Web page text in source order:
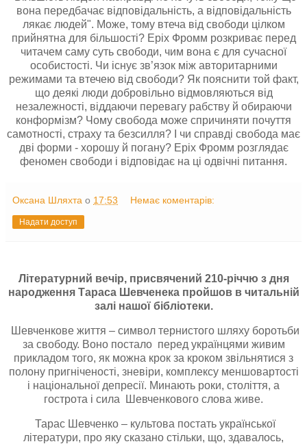
вона передбачає відповідальність, а відповідальність
лякає людей". Може, тому втеча від свободи цілком
прийнятна для більшості? Еріх Фромм розкриває перед
читачем саму суть свободи, чим вона є для сучасної
особистості. Чи існує зв’язок між авторитарними
режимами та втечею від свободи? Як пояснити той факт,
що деякі люди добровільно відмовляються від
незалежності, віддаючи перевагу рабству й обираючи
конформізм? Чому свобода може спричиняти почуття
самотності, страху та безсилля? І чи справді свобода має
дві форми - хорошу й погану? Еріх Фромм розглядає
феномен свободи і відповідає на ці одвічні питання.
Оксана Шляхта о 17:53 Немає коментарів:
Надати доступ
Літературний вечір, присвячений 210-річчю з дня
народження Тараса Шевченека пройшов в читальній
залі нашої бібліотеки.
Шевченкове життя – символ тернистого шляху боротьби
за свободу. Воно постало перед українцями живим
прикладом того, як можна крок за кроком звільнятися з
полону пригніченості, зневіри, комплексу меншовартості
і національної депресії. Минають роки, століття, а
гострота і сила Шевченкового слова живе.
Тарас Шевченко – культова постать української
літератури, про яку сказано стільки, що, здавалось,